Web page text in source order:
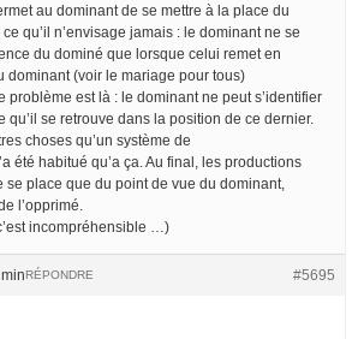
au dominant de se mettre à la place du
qu’il n’envisage jamais : le dominant ne se
du dominé que lorsque celui remet en
dominant (voir le mariage pour tous)
problème est là : le dominant ne peut s’identifier
qu’il se retrouve dans la position de ce dernier.
choses qu’un système de
été habitué qu’a ça. Au final, les productions
se place que du point de vue du dominant,
l’opprimé.
incompréhensible …)
#5695
RÉPONDRE